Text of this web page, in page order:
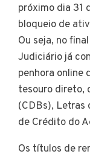
próximo dia 31
bloqueio de
Ou seja, no
Judiciário já
penhora online
tesouro direto,
(CDBs), Letras
de Crédito do
Os títulos de